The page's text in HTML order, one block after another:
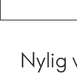
Nylig